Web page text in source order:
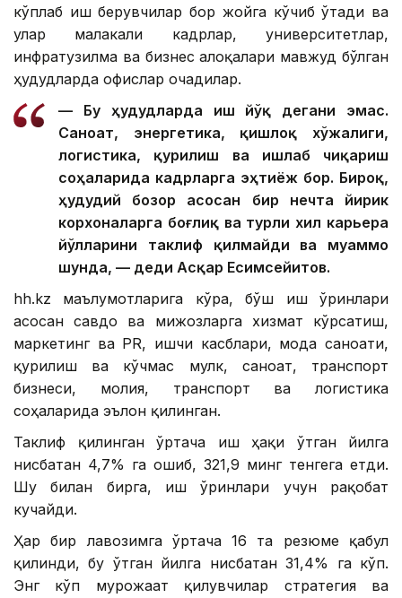
кўплаб иш берувчилар бор жойга кўчиб ўтади ва
улар малакали кадрлар, университетлар,
инфратузилма ва бизнес алоқалари мавжуд бўлган
ҳудудларда офислар очадилар.
— Бу ҳудудларда иш йўқ дегани эмас.
Саноат, энергетика, қишлоқ хўжалиги,
логистика, қурилиш ва ишлаб чиқариш
соҳаларида кадрларга эҳтиёж бор. Бироқ,
ҳудудий бозор асосан бир нечта йирик
корхоналарга боғлиқ ва турли хил карьера
йўлларини таклиф қилмайди ва муаммо
шунда, — деди Асқар Есимсейитов.
hh.kz маълумотларига кўра, бўш иш ўринлари
асосан савдо ва мижозларга хизмат кўрсатиш,
маркетинг ва PR, ишчи касблари, мода саноати,
қурилиш ва кўчмас мулк, саноат, транспорт
бизнеси, молия, транспорт ва логистика
соҳаларида эълон қилинган.
Таклиф қилинган ўртача иш ҳақи ўтган йилга
нисбатан 4,7% га ошиб, 321,9 минг тенгега етди.
Шу билан бирга, иш ўринлари учун рақобат
кучайди.
Ҳар бир лавозимга ўртача 16 та резюме қабул
қилинди, бу ўтган йилга нисбатан 31,4% га кўп.
Энг кўп мурожаат қилувчилар стратегия ва